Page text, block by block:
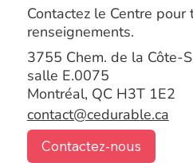
Contactez le Centre
renseignements.
3755 Chem. de la Côte-
salle E.0075
Montréal, QC H3T 1E2
contact@cedurable.ca
Contactez-nous